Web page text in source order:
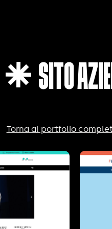
 SITO
Torna al portfolio